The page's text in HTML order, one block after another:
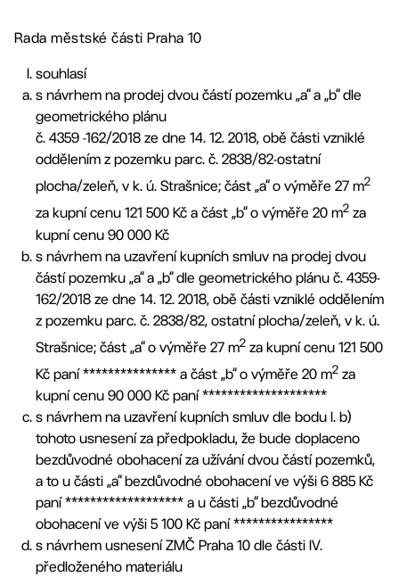
Rada městské části Praha 10
souhlasí
s návrhem na prodej dvou částí pozemku „a“ a „b“ dle
geometrického plánu
č. 4359 -162/2018 ze dne 14. 12. 2018, obě části vzniklé
oddělením z pozemku parc. č. 2838/82-ostatní
plocha/zeleň, v k. ú. Strašnice; část „a“ o výměře 27 m2
za kupní cenu 121 500 Kč a část „b“ o výměře 20 m2 za
kupní cenu 90 000 Kč
s návrhem na uzavření kupních smluv na prodej dvou
částí pozemku „a“ a „b“ dle geometrického plánu č. 4359-
162/2018 ze dne 14. 12. 2018, obě části vzniklé oddělením
z pozemku parc. č. 2838/82, ostatní plocha/zeleň, v k. ú.
Strašnice; část „a“ o výměře 27 m2 za kupní cenu 121 500
Kč paní *************** a část „b“ o výměře 20 m2 za
kupní cenu 90 000 Kč paní ********************
s návrhem na uzavření kupních smluv dle bodu I. b)
tohoto usnesení za předpokladu, že bude doplaceno
bezdůvodné obohacení za užívání dvou částí pozemků,
a to u části „a“ bezdůvodné obohacení ve výši 6 885 Kč
paní ******************* a u části „b“ bezdůvodné
obohacení ve výši 5 100 Kč paní ****************
s návrhem usnesení ZMČ Praha 10 dle části IV.
předloženého materiálu